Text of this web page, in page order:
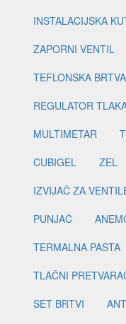
INSTALACIJSKA
ZAPORNI VENTIL
TEFLONSKA BRTVA
REGULATOR
MULTIMETAR
CUBIGEL
ZEL
IZVIJAČ ZA
PUNJAČ
TERMALNA PASTA
TLAČNI
SET BRTVI